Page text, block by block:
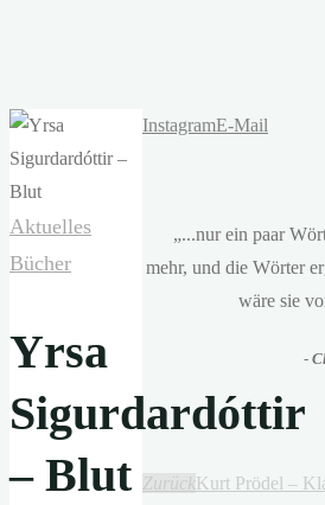
Aktuelles
Bücher
Yrsa
Sigurdardóttir
– Blut
InstagramE-Mail
„...nur ein paar
mehr, und die Wörter
wäre sie
-
ZurückKurt Prödel –